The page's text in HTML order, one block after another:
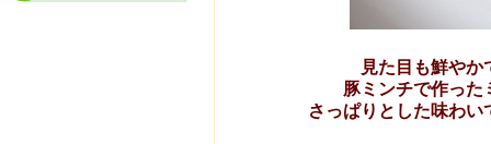
見た目も鮮や
豚ミンチで作った
さっぱりとした味わ